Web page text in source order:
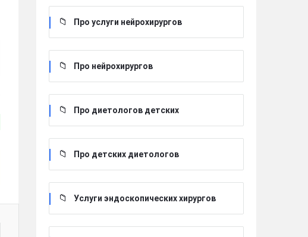
Про услуги нейрохирургов
Про нейрохирургов
Про диетологов детских
Про детских диетологов
Услуги эндоскопических хирургов